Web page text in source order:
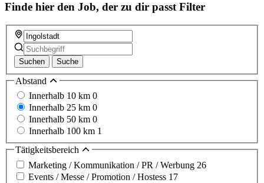
Finde hier den Job, der zu dir passt Filter
Suchen Suche
Abstand
Innerhalb 10 km 0
Innerhalb 25 km 0
Innerhalb 50 km 0
Innerhalb 100 km 1
Tätigkeitsbereich
Marketing / Kommunikation / PR / Werbung 26
Events / Messe / Promotion / Hostess 17